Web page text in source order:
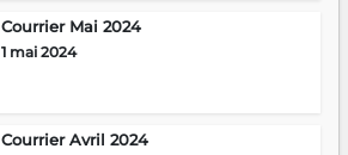
Courrier Mai 2024
1 mai 2024
Courrier Avril 2024